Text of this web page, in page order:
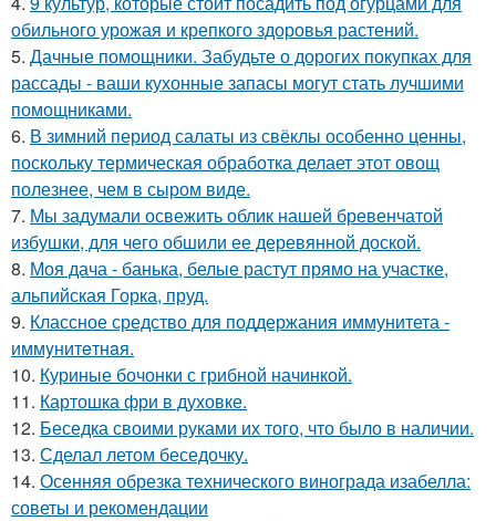
обильного урожая и крепкого здоровья растений.
5. Дачные помощники. Забудьте о дорогих покупках для
рассады - ваши кухонные запасы могут стать лучшими
помощниками.
6. В зимний период салаты из свёклы особенно ценны,
поскольку термическая обработка делает этот овощ
полезнее, чем в сыром виде.
7. Мы задумали освежить облик нашей бревенчатой
избушки, для чего обшили ее деревянной доской.
8. Моя дача - банька, белые растут прямо на участке,
альпийская Горка, пруд.
9. Классное средство для поддержания иммунитета -
иммyнитeтнaя.
10. Куриные бочонки с грибной начинкой.
11. Картошка фри в духовке.
12. Беседка своими руками их того, что было в наличии.
13. Сделал летом беседочку.
14. Осенняя обрезка технического винограда изабелла:
советы и рекомендации